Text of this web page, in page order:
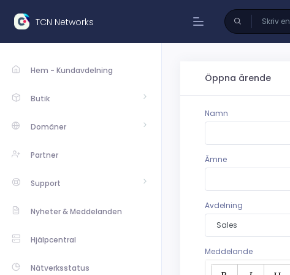
TCN Networks
Hem - Kundavdelning
Butik
Domäner
Partner
Support
Nyheter & Meddelanden
Hjälpcentral
Nätverksstatus
Öppna ärende
Namn
Ämne
Avdelning
Meddelande